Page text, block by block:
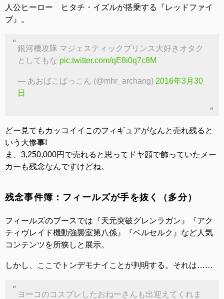
人公ヒーロー ヒタチ・イズルが搭乗する『レッドファイ
ブ』。
銀河機攻隊 マジェスティックプリンス大好きオタク
としてもな pic.twitter.com/qE8i0q7c8M
— あおばこぱっこん (@mhr_archang) 2016年3月30
日
どー見てもカッコイイこのフィギュアがなんと売れ残ると
いう大惨事!
ま、3,250,000円で売れると思ってドヤ顔で飾っていたメー
カーも残念なんですけどね。
残念事件簿：フィールズが手を抜く（多分）
フィールズのブースでは『天元突破グレンラガン』『アク
ティヴレイド機動強襲室第八係』『ベルセルク』など人気
コンテンツを所狭しと展示。
しかし、ここでトンデモナイことが判明する。それは……
ヨーコのコスプレしたおねーさんも出迎えてくれま